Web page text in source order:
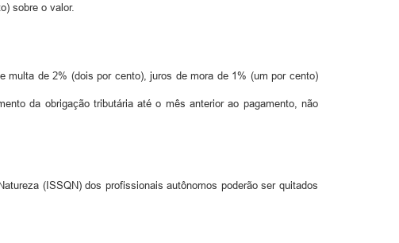
sobre o valor.
multa de 2% (dois por cento), juros de mora de 1% (um por cento)
da obrigação tributária até o mês anterior ao pagamento, não
(ISSQN) dos profissionais autônomos poderão ser quitados